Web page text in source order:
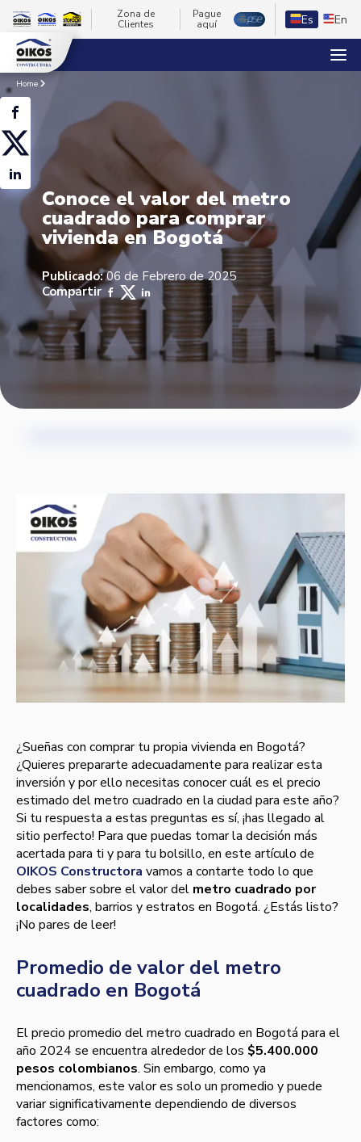
Zona de
Clientes
Pague
aquí
Es En
Home
Conoce el valor del metro
cuadrado para comprar
vivienda en Bogotá
Publicado:06 de Febrero de 2025
Compartir
¿Sueñas con comprar tu propia vivienda en Bogotá?
¿Quieres prepararte adecuadamente para realizar esta
inversión y por ello necesitas conocer cuál es el precio
estimado del metro cuadrado en la ciudad para este año?
Si tu respuesta a estas preguntas es sí, ¡has llegado al
sitio perfecto! Para que puedas tomar la decisión más
acertada para ti y para tu bolsillo, en este artículo de
OIKOS Constructora vamos a contarte todo lo que
debes saber sobre el valor del metro cuadrado por
localidades, barrios y estratos en Bogotá. ¿Estás listo?
¡No pares de leer!
Promedio de valor del metro
cuadrado en Bogotá
El precio promedio del metro cuadrado en Bogotá para el
año 2024 se encuentra alrededor de los $5.400.000
pesos colombianos. Sin embargo, como ya
mencionamos, este valor es solo un promedio y puede
variar significativamente dependiendo de diversos
factores como: